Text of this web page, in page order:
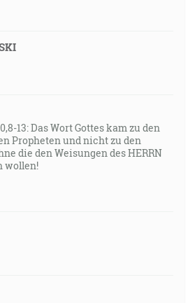
13: Das Wort Gottes kam zu den
Propheten und nicht zu den
die den Weisungen des HERRN
wollen!